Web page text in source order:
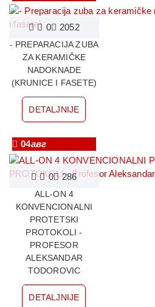
0 2052
- PREPARACIJA ZUBA
ZA KERAMIČKE
NADOKNADE
(KRUNICE I FASETE)
DETALJNIJE
04авг
0 286
ALL-ON 4
KONVENCIONALNI
PROTETSKI
PROTOKOLI -
PROFESOR
ALEKSANDAR
TODOROVIC
DETALJNIJE